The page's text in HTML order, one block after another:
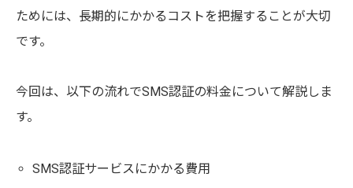
ためには、長期的にかかるコストを把握することが大切
です。
今回は、以下の流れでSMS認証の料金について解説しま
す。
SMS認証サービスにかかる費用